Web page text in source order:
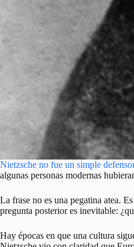
Nietzsche no fue un simple
algunas personas modernas
La frase no es una pegatina atea.
pregunta posterior es inevitable:
Hay épocas en que una cultura